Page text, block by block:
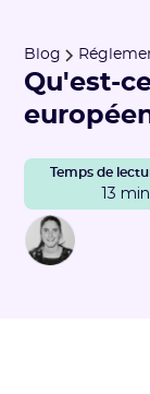
Blog
Qu'est-
Temps de
13